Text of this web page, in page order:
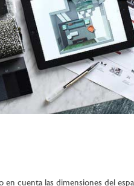
cuenta las dimensiones del